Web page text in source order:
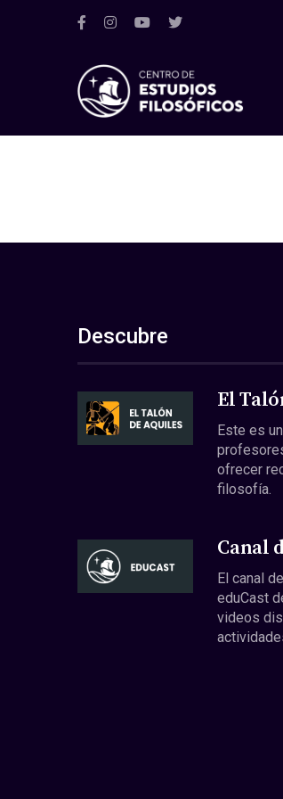
Descubre
El
Este es
ofrecer
filosofía.
Canal
El canal
eduCast
videos